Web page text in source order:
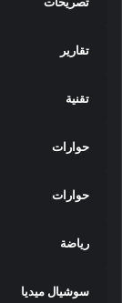
تقارير
تقنية
حوارات
حوارات
رياضة
سوشيال ميديا